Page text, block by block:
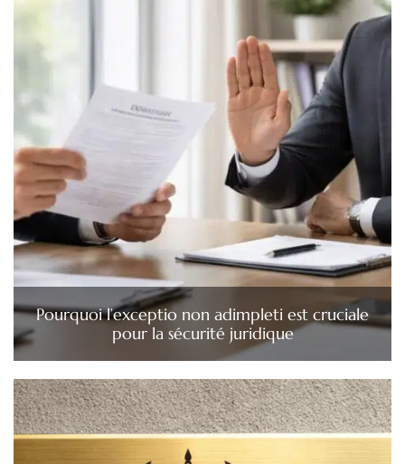
Pourquoi l’exceptio non adimpleti est cruciale
pour la sécurité juridique